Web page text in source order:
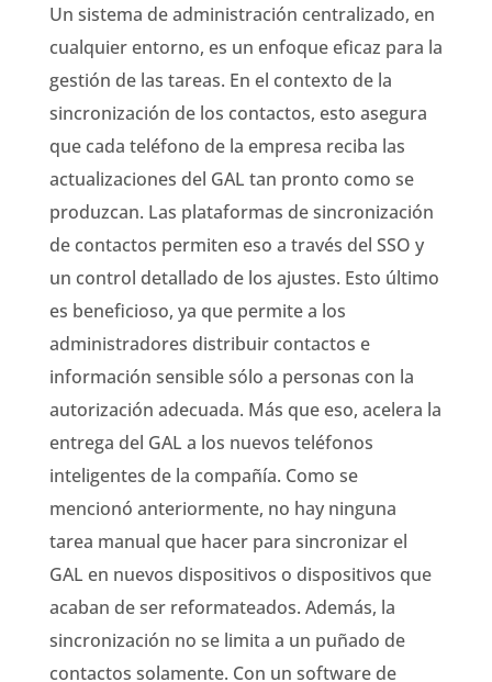
Un sistema de administración centralizado, en
cualquier entorno, es un enfoque eficaz para la
gestión de las tareas. En el contexto de la
sincronización de los contactos, esto asegura
que cada teléfono de la empresa reciba las
actualizaciones del GAL tan pronto como se
produzcan. Las plataformas de sincronización
de contactos permiten eso a través del SSO y
un control detallado de los ajustes. Esto último
es beneficioso, ya que permite a los
administradores distribuir contactos e
información sensible sólo a personas con la
autorización adecuada. Más que eso, acelera la
entrega del GAL a los nuevos teléfonos
inteligentes de la compañía. Como se
mencionó anteriormente, no hay ninguna
tarea manual que hacer para sincronizar el
GAL en nuevos dispositivos o dispositivos que
acaban de ser reformateados. Además, la
sincronización no se limita a un puñado de
contactos solamente. Con un software de